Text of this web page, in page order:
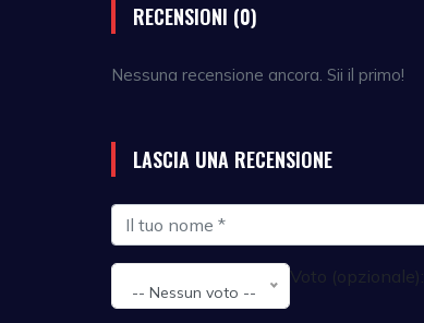
RECENSIONI (0)
Nessuna recensione ancora. Sii il primo!
LASCIA UNA RECENSIONE
Voto (opzionale):
-- Nessun voto --